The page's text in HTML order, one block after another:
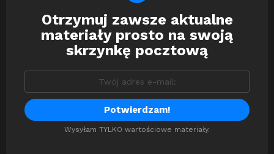
Newsletter
Otrzymuj zawsze aktualne
materiały prosto na swoją
skrzynkę pocztową
Wysyłam TYLKO wartościowe materiały.